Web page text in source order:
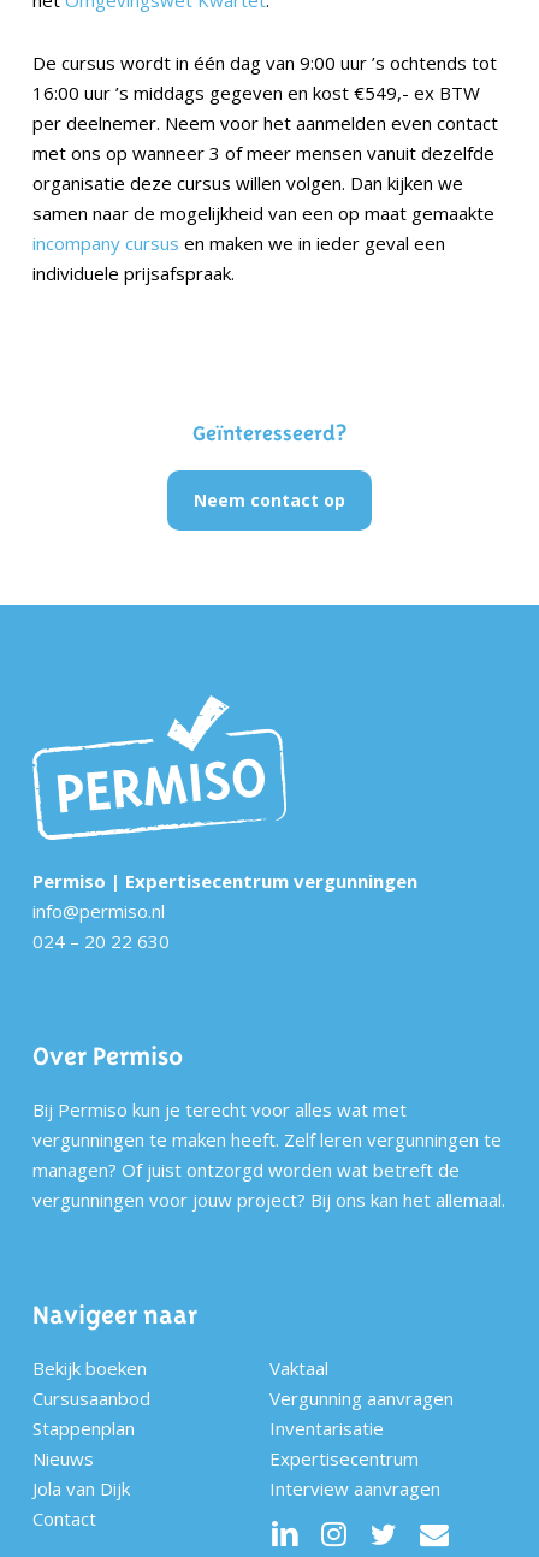
De cursus wordt in één dag van 9:00 uur ’s ochtends tot
16:00 uur ’s middags gegeven en kost €549,- ex BTW
per deelnemer. Neem voor het aanmelden even contact
met ons op wanneer 3 of meer mensen vanuit dezelfde
organisatie deze cursus willen volgen. Dan kijken we
samen naar de mogelijkheid van een op maat gemaakte
incompany cursus en maken we in ieder geval een
individuele prijsafspraak.
Geïnteresseerd?
Neem contact op
Permiso | Expertisecentrum vergunningen
info@permiso.nl
024 – 20 22 630
Over Permiso
Bij Permiso kun je terecht voor alles wat met
vergunningen te maken heeft. Zelf leren vergunningen te
managen? Of juist ontzorgd worden wat betreft de
vergunningen voor jouw project? Bij ons kan het allemaal.
Navigeer naar
Bekijk boeken
Vaktaal
Cursusaanbod
Vergunning aanvragen
Stappenplan
Inventarisatie
Nieuws
Expertisecentrum
Jola van Dijk
Interview aanvragen
Contact